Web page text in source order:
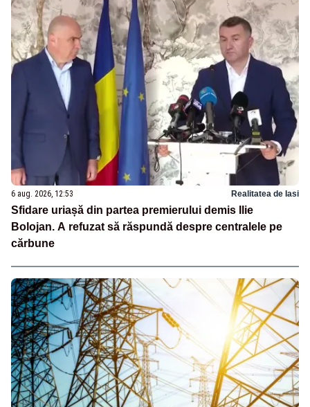
6 aug. 2026, 12:53 Realitatea de Iasi
Sfidare uriașă din partea premierului demis Ilie
Bolojan. A refuzat să răspundă despre centralele pe
cărbune